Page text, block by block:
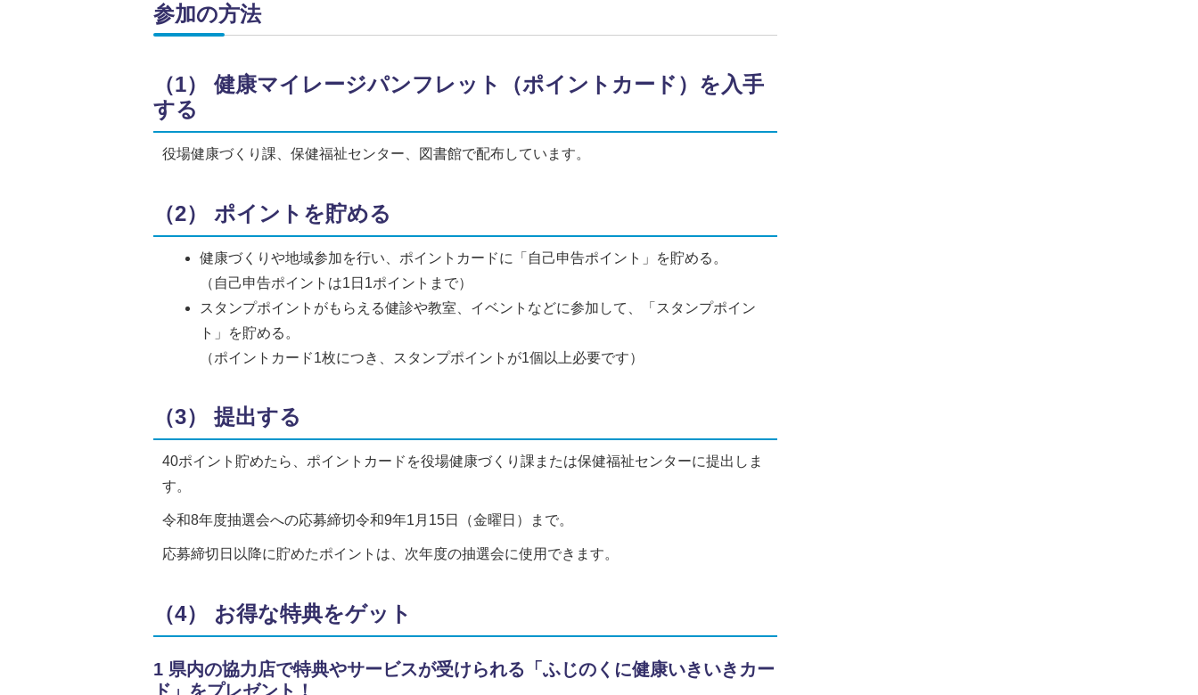
参加の方法
（1） 健康マイレージパンフレット（ポイントカード）を入手
する
役場健康づくり課、保健福祉センター、図書館で配布しています。
（2） ポイントを貯める
健康づくりや地域参加を行い、ポイントカードに「自己申告ポイント」を貯める。
（自己申告ポイントは1日1ポイントまで）
スタンプポイントがもらえる健診や教室、イベントなどに参加して、「スタンプポイン
ト」を貯める。
（ポイントカード1枚につき、スタンプポイントが1個以上必要です）
（3） 提出する
40ポイント貯めたら、ポイントカードを役場健康づくり課または保健福祉センターに提出しま
す。
令和8年度抽選会への応募締切令和9年1月15日（金曜日）まで。
応募締切日以降に貯めたポイントは、次年度の抽選会に使用できます。
（4） お得な特典をゲット
1 県内の協力店で特典やサービスが受けられる「ふじのくに健康いきいきカー
ド」をプレゼント！